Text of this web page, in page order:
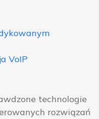
VoIP
technologie
rozwiązań